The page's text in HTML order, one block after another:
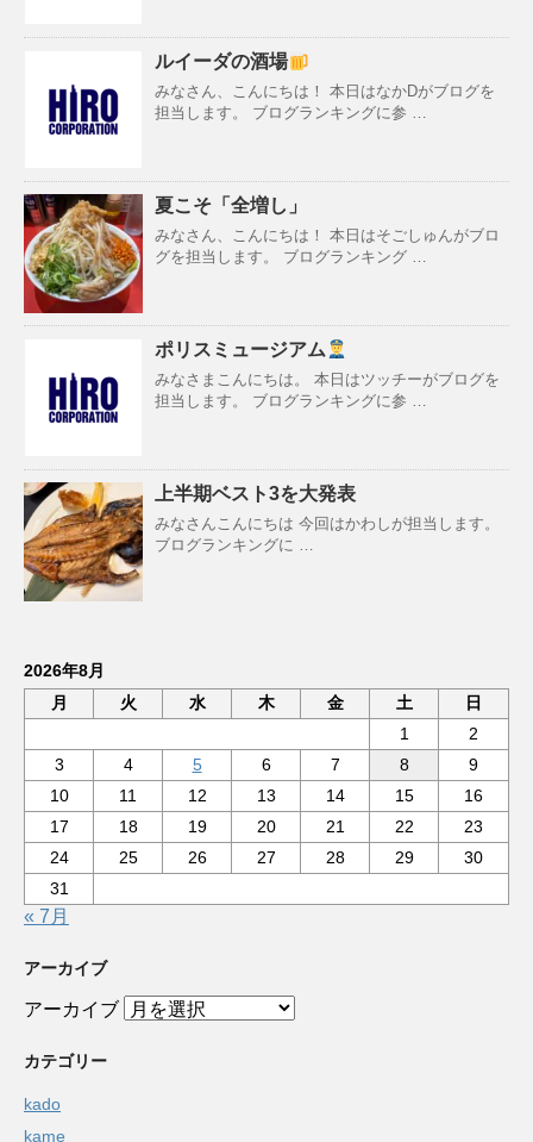
ルイーダの酒場
みなさん、こんにちは！ 本日はなかDがブログを
担当します。 ブログランキングに参 …
夏こそ「全増し」
みなさん、こんにちは！ 本日はそごしゅんがブロ
グを担当します。 ブログランキング …
ポリスミュージアム
みなさまこんにちは。 本日はツッチーがブログを
担当します。 ブログランキングに参 …
上半期ベスト3を大発表
みなさんこんにちは 今回はかわしが担当します。
ブログランキングに …
2026年8月
月
火 水 木 金 土
日
1
2
3
4 5 6 7 8
9
10
11 12 13 14 15
16
17
18 19 20 21 22
23
24
25 26 27 28 29
30
31
« 7月
アーカイブ
アーカイブ
カテゴリー
kado
kame